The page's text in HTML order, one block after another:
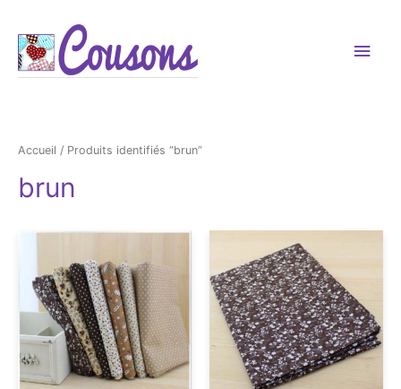
Accueil / Produits identifiés “brun”
brun